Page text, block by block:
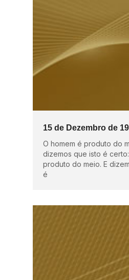
15 de Dezembro de
O homem é produto do
dizemos que isto é
produto do meio. E
é